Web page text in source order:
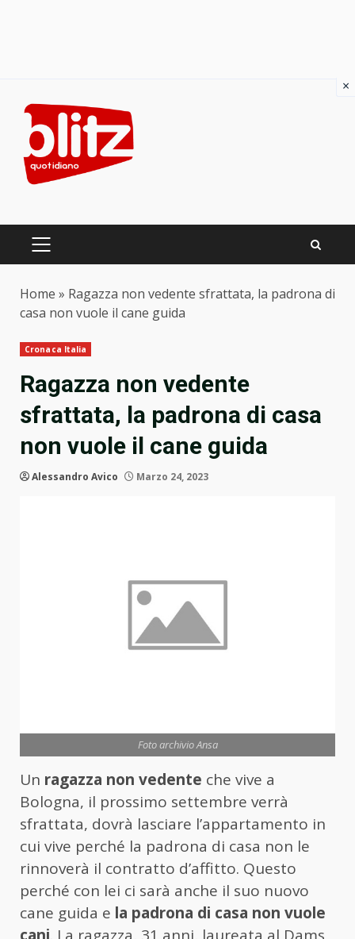
content
PRIMARY
Home » Ragazza non vedente sfrattata, la padrona di
casa non vuole il cane guida
Cronaca Italia
Ragazza non vedente
sfrattata, la padrona di casa
non vuole il cane guida
Alessandro Avico Marzo 24, 2023
Foto archivio Ansa
Un ragazza non vedente che vive a
Bologna, il prossimo settembre verrà
sfrattata, dovrà lasciare l’appartamento in
cui vive perché la padrona di casa non le
rinnoverà il contratto d’affitto. Questo
perché con lei ci sarà anche il suo nuovo
cane guida e la padrona di casa non vuole
cani. La ragazza, 31 anni, laureata al Dams
×